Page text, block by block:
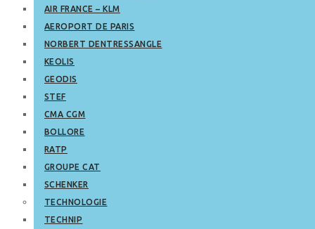
AIR FRANCE – KLM
AEROPORT DE PARIS
NORBERT DENTRESSANGLE
KEOLIS
GEODIS
STEF
CMA CGM
BOLLORE
RATP
GROUPE CAT
SCHENKER
TECHNOLOGIE
TECHNIP